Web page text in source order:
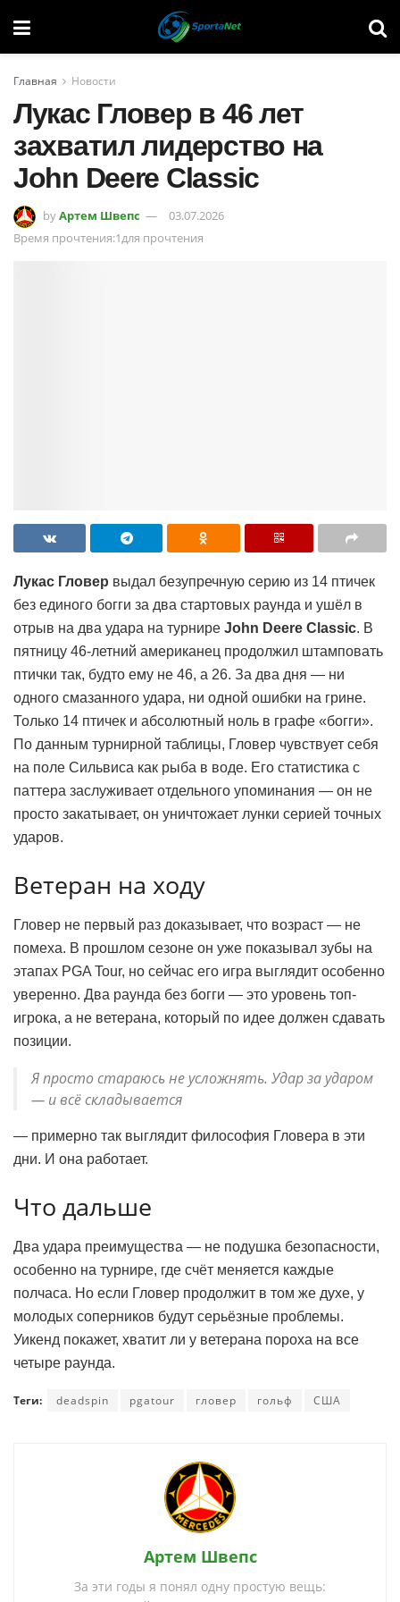
Главная Новости
Лукас Гловер в 46 лет
захватил лидерство на
John Deere Classic
byАртем Швепс
03.07.2026
Время прочтения:1для прочтения
Лукас Гловер выдал безупречную серию из 14 птичек
без единого богги за два стартовых раунда и ушёл в
отрыв на два удара на турнире John Deere Classic. В
пятницу 46-летний американец продолжил штамповать
птички так, будто ему не 46, а 26. За два дня — ни
одного смазанного удара, ни одной ошибки на грине.
Только 14 птичек и абсолютный ноль в графе «богги».
По данным турнирной таблицы, Гловер чувствует себя
на поле Сильвиса как рыба в воде. Его статистика с
паттера заслуживает отдельного упоминания — он не
просто закатывает, он уничтожает лунки серией точных
ударов.
Ветеран на ходу
Гловер не первый раз доказывает, что возраст — не
помеха. В прошлом сезоне он уже показывал зубы на
этапах PGA Tour, но сейчас его игра выглядит особенно
уверенно. Два раунда без богги — это уровень топ-
игрока, а не ветерана, который по идее должен сдавать
позиции.
Я просто стараюсь не усложнять. Удар за ударом
— и всё складывается
— примерно так выглядит философия Гловера в эти
дни. И она работает.
Что дальше
Два удара преимущества — не подушка безопасности,
особенно на турнире, где счёт меняется каждые
полчаса. Но если Гловер продолжит в том же духе, у
молодых соперников будут серьёзные проблемы.
Уикенд покажет, хватит ли у ветерана пороха на все
четыре раунда.
Теги: deadspin pgatour гловер гольф США
Артем Швепс
За эти годы я понял одну простую вещь: